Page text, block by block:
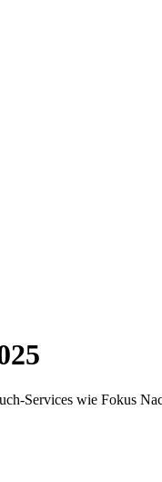
Services wie Fokus